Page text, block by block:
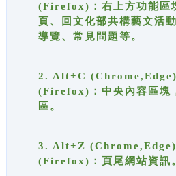
(Firefox)：右上方功能區
頁、回文化部共構藝文活
導覽、常見問題等。
2. Alt+C
(Firefox)：中央內容區塊
區。
3. Alt+Z
(Firefox)：頁尾網站資訊